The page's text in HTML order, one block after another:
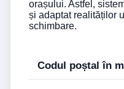
orașului. Astfel,
și adaptat realităților
schimbare.
Codul poștal în